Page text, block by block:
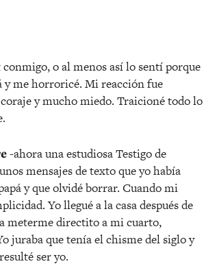
o al menos así lo sentí porque
y me horroricé. Mi reacción fue
y mucho miedo. Traicioné todo lo
-ahora una estudiosa Testigo de
mensajes de texto que yo había
y que olvidé borrar. Cuando mi
Yo llegué a la casa después de
meterme directito a mi cuarto,
juraba que tenía el chisme del siglo y
ser yo.